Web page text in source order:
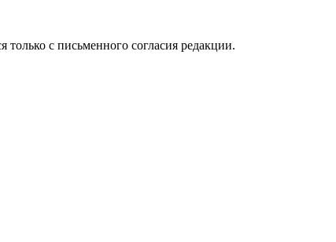
с письменного согласия редакции.